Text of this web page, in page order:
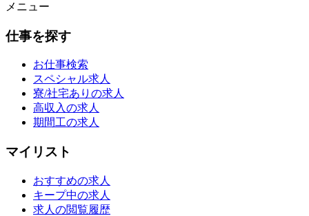
メニュー
仕事を探す
お仕事検索
スペシャル求人
寮/社宅ありの求人
高収入の求人
期間工の求人
マイリスト
おすすめの求人
キープ中の求人
求人の閲覧履歴